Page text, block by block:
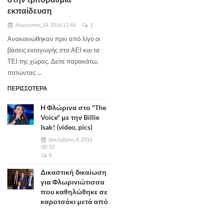
εκπαίδευση
Αύγουστος 24, 2016 11:46 1
Ανακοινώθηκαν πριν από λίγο οι
βάσεις εισαγωγής στα ΑΕΙ και τα
ΤΕΙ της χώρας. Δείτε παρακάτω,
πατώντας ...
ΠΕΡΙΣΣΟΤΕΡΑ
Η Φλώρινα στο "The
Voice" με την Billie
Isak! (video, pics)
Δεκέμβριος 8, 2016
00:32
6
Δικαστική δικαίωση
για Φλωρινιώτισσα
που καθηλώθηκε σε
καροτσάκι μετά από